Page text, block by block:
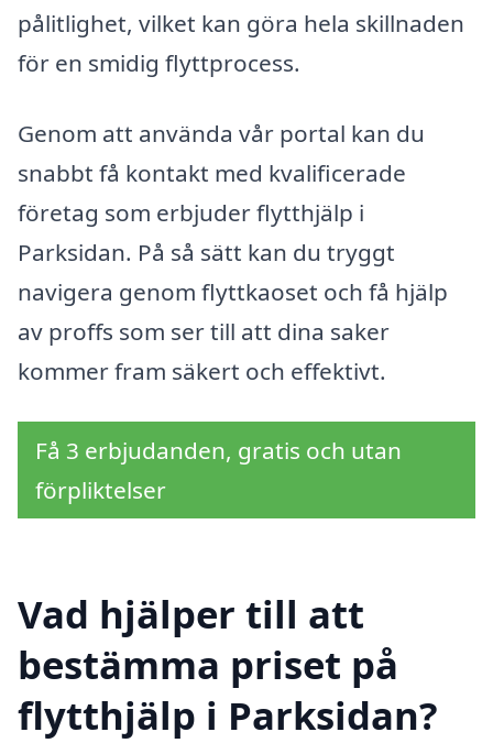
pålitlighet, vilket kan göra hela skillnaden
för en smidig flyttprocess.
Genom att använda vår portal kan du
snabbt få kontakt med kvalificerade
företag som erbjuder flytthjälp i
Parksidan. På så sätt kan du tryggt
navigera genom flyttkaoset och få hjälp
av proffs som ser till att dina saker
kommer fram säkert och effektivt.
Få 3 erbjudanden, gratis och utan
förpliktelser
Vad hjälper till att
bestämma priset på
flytthjälp i Parksidan?